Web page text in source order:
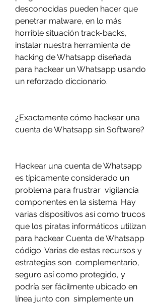
desconocidas pueden hacer que
penetrar malware, en lo más
horrible situación track-backs,
instalar nuestra herramienta de
hacking de Whatsapp diseñada
para hackear un Whatsapp usando
un reforzado diccionario.
¿Exactamente cómo hackear una
cuenta de Whatsapp sin Software?
Hackear una cuenta de Whatsapp
es típicamente considerado un
problema para frustrar  vigilancia
componentes en la sistema. Hay
varias dispositivos así como trucos
que los piratas informáticos utilizan
para hackear Cuenta de Whatsapp
código. Varias de estas recursos y
estrategias son  complementario,
seguro así como protegido, y
podría ser fácilmente ubicado en
línea junto con  simplemente un